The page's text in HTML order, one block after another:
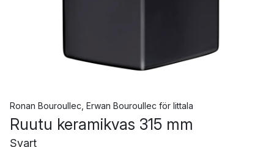
Ronan Bouroullec Erwan Bouroullec för Iittala
Ruutu keramikvas 315 mm
Svart